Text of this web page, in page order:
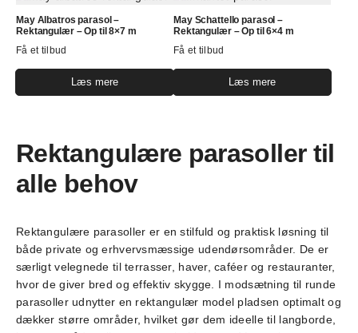
May Albatros parasol –
Rektangulær – Op til 8×7 m
Få et tilbud
Læs mere
May Schattello parasol –
Rektangulær – Op til 6×4 m
Få et tilbud
Læs mere
Rektangulære parasoller til
alle behov
Rektangulære parasoller er en stilfuld og praktisk løsning til
både private og erhvervsmæssige udendørsområder. De er
særligt velegnede til terrasser, haver, caféer og restauranter,
hvor de giver bred og effektiv skygge. I modsætning til runde
parasoller udnytter en rektangulær model pladsen optimalt og
dækker større områder, hvilket gør dem ideelle til langborde,